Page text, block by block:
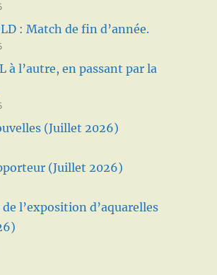
: Match de fin d’année.
à l’autre, en passant par la
(Juillet 2026)
(Juillet 2026)
l’exposition d’aquarelles